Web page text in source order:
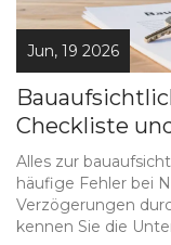
Jun, 19 2026
Checkliste
Neubauten
Alles zur
häufige Fehler bei
Verzögerungen
kennen Sie die